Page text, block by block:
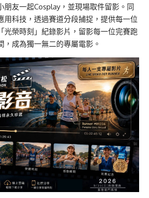
朋友一起Cosplay，並現場取件留影。同
用科技，透過賽道分段捕捉，提供每一位
光榮時刻」紀錄影片，留影每一位完賽跑
，成為獨一無二的專屬電影。